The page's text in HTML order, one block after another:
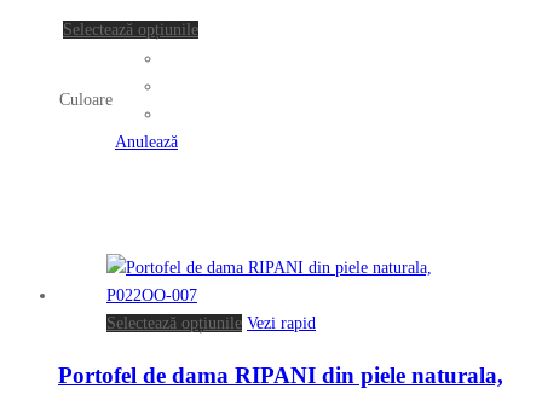
Selectează opțiunileAcest
alese
pagina
Culoare
Anulează
Selectează opțiunile Acest
are
Vezi rapid
Portofel de dama RIPANI din piele naturala,